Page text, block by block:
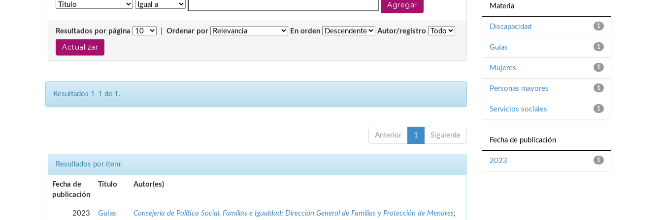
Resultados por página Ordenar por En orden Autor/registro
Resultados 1-1 de 1.
Anterior 1 Siguiente
Resultados por ítem:
Fecha de
publicación
Título Autor(es)
2023 Guías Consejería de Política Social, Familias e Igualdad;Dirección General de Familias y Protección de Menores;
Materia
1
Discapacidad
1
Guías
1
Mujeres
1
Personas mayores
1
Servicios sociales
Fecha de publicación
1
2023